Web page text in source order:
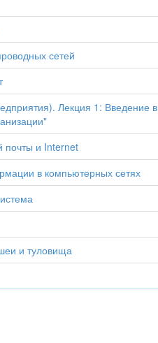
сетей
Лекция 1: Введение в
почты и Internet
в компьютерных сетях
и туловища